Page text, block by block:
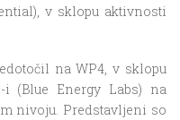
v sklopu aktivnosti
na WP4, v sklopu
i (Blue Energy Labs) na
nivoju. Predstavljeni so